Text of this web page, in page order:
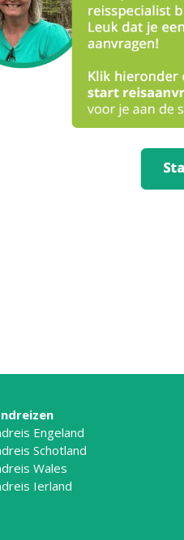
Engeland
Schotland
Wales
Ierland